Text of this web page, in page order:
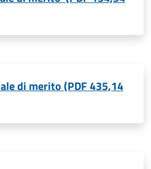
di merito (PDF 435,14